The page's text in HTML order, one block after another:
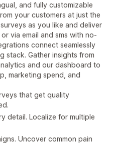
and fully customizable
your customers at just the
as you like and deliver
via email and sms with no-
connect seamlessly
stack. Gather insights from
and our dashboard to
marketing spend, and
that get quality
detail. Localize for multiple
Uncover common pain